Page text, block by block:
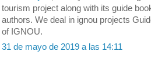
tourism project along with its guide
authors. We deal in ignou projects
of IGNOU.
31 de mayo de 2019 a las 14:11